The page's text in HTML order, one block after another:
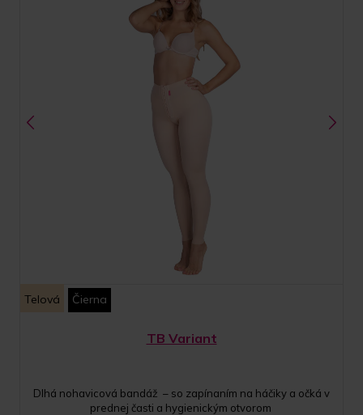
Telová Čierna
TB Variant
Dlhá nohavicová bandáž – so zapínaním na háčiky a očká v
prednej časti a hygienickým otvorom